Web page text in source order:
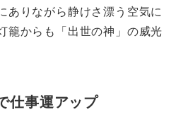
ありながら静けさ漂う空気に
籠からも「出世の神」の威光
仕事運アップ